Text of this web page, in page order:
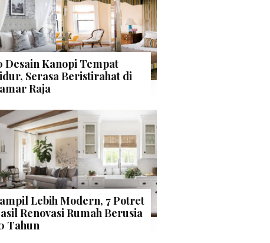
Desain Kanopi Tempat
Serasa Beristirahat di
Raja
Lebih Modern, 7 Potret
Renovasi Rumah Berusia
Tahun